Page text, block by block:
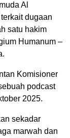
Al
dugaan
satu hakim
Humanum –
Komisioner
podcast
2025.
sekadar
marwah dan